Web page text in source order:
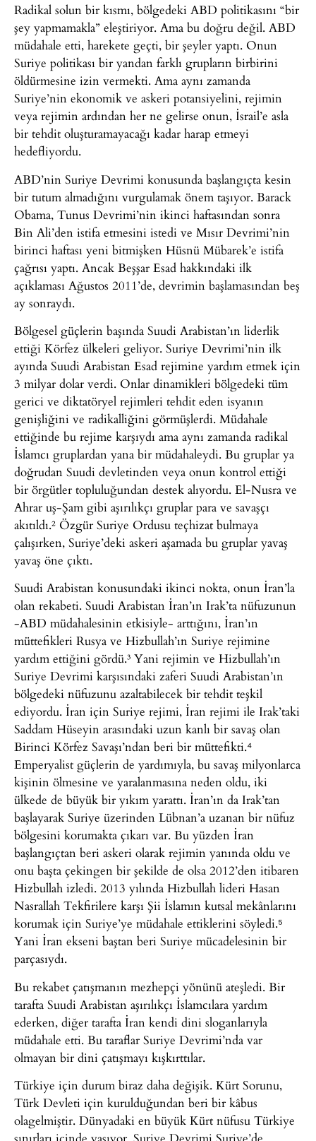
Radikal solun bir kısmı, bölgedeki ABD politikasını “bir
şey yapmamakla” eleştiriyor. Ama bu doğru değil. ABD
müdahale etti, harekete geçti, bir şeyler yaptı. Onun
Suriye politikası bir yandan farklı grupların birbirini
öldürmesine izin vermekti. Ama aynı zamanda
Suriye’nin ekonomik ve askeri potansiyelini, rejimin
veya rejimin ardından her ne gelirse onun, İsrail’e asla
bir tehdit oluşturamayacağı kadar harap etmeyi
hedefliyordu.
ABD’nin Suriye Devrimi konusunda başlangıçta kesin
bir tutum almadığını vurgulamak önem taşıyor. Barack
Obama, Tunus Devrimi’nin ikinci haftasından sonra
Bin Ali’den istifa etmesini istedi ve Mısır Devrimi’nin
birinci haftası yeni bitmişken Hüsnü Mübarek’e istifa
çağrısı yaptı. Ancak Beşşar Esad hakkındaki ilk
açıklaması Ağustos 2011’de, devrimin başlamasından beş
ay sonraydı.
Bölgesel güçlerin başında Suudi Arabistan’ın liderlik
ettiği Körfez ülkeleri geliyor. Suriye Devrimi’nin ilk
ayında Suudi Arabistan Esad rejimine yardım etmek için
3 milyar dolar verdi. Onlar dinamikleri bölgedeki tüm
gerici ve diktatöryel rejimleri tehdit eden isyanın
genişliğini ve radikalliğini görmüşlerdi. Müdahale
ettiğinde bu rejime karşıydı ama aynı zamanda radikal
İslamcı gruplardan yana bir müdahaleydi. Bu gruplar ya
doğrudan Suudi devletinden veya onun kontrol ettiği
bir örgütler topluluğundan destek alıyordu. El-Nusra ve
Ahrar uş-Şam gibi aşırılıkçı gruplar para ve savaşçı
akıtıldı.² Özgür Suriye Ordusu teçhizat bulmaya
çalışırken, Suriye’deki askeri aşamada bu gruplar yavaş
yavaş öne çıktı.
Suudi Arabistan konusundaki ikinci nokta, onun İran’la
olan rekabeti. Suudi Arabistan İran’ın Irak’ta nüfuzunun
-ABD müdahalesinin etkisiyle- arttığını, İran’ın
müttefikleri Rusya ve Hizbullah’ın Suriye rejimine
yardım ettiğini gördü.³ Yani rejimin ve Hizbullah’ın
Suriye Devrimi karşısındaki zaferi Suudi Arabistan’ın
bölgedeki nüfuzunu azaltabilecek bir tehdit teşkil
ediyordu. İran için Suriye rejimi, İran rejimi ile Irak’taki
Saddam Hüseyin arasındaki uzun kanlı bir savaş olan
Birinci Körfez Savaşı’ndan beri bir müttefikti.⁴
Emperyalist güçlerin de yardımıyla, bu savaş milyonlarca
kişinin ölmesine ve yaralanmasına neden oldu, iki
ülkede de büyük bir yıkım yarattı. İran’ın da Irak’tan
başlayarak Suriye üzerinden Lübnan’a uzanan bir nüfuz
bölgesini korumakta çıkarı var. Bu yüzden İran
başlangıçtan beri askeri olarak rejimin yanında oldu ve
onu başta çekingen bir şekilde de olsa 2012’den itibaren
Hizbullah izledi. 2013 yılında Hizbullah lideri Hasan
Nasrallah Tekfirilere karşı Şii İslamın kutsal mekânlarını
korumak için Suriye’ye müdahale ettiklerini söyledi.⁵
Yani İran ekseni baştan beri Suriye mücadelesinin bir
parçasıydı.
Bu rekabet çatışmanın mezhepçi yönünü ateşledi. Bir
tarafta Suudi Arabistan aşırılıkçı İslamcılara yardım
ederken, diğer tarafta İran kendi dini sloganlarıyla
müdahale etti. Bu taraflar Suriye Devrimi’nda var
olmayan bir dini çatışmayı kışkırttılar.
Türkiye için durum biraz daha değişik. Kürt Sorunu,
Türk Devleti için kurulduğundan beri bir kâbus
olagelmiştir. Dünyadaki en büyük Kürt nüfusu Türkiye